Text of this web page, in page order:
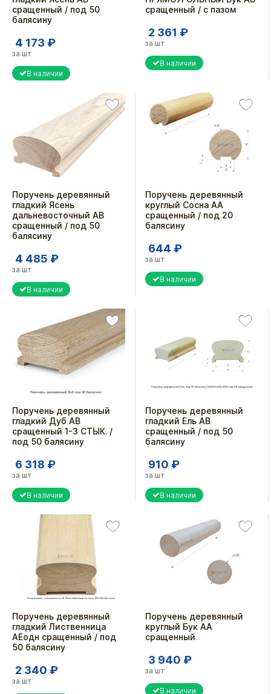
сращенный / под 50
балясину
4 173 ₽
за шт
В наличии
сращенный / с пазом
2 361 ₽
за шт
В наличии
Поручень деревянный
гладкий Ясень
дальневосточный АВ
сращенный / под 50
балясину
4 485 ₽
за шт
В наличии
Поручень деревянный
круглый Сосна АА
сращенный / под 20
балясину
644 ₽
за шт
В наличии
Поручень деревянный
гладкий Дуб АВ
сращенный 1-3 СТЫК. /
под 50 балясину
6 318 ₽
за шт
В наличии
Поручень деревянный
гладкий Ель АВ
сращенный / под 50
балясину
910 ₽
за шт
В наличии
Поручень деревянный
гладкий Лиственница
АЕодн сращенный / под
50 балясину
2 340 ₽
за шт
Поручень деревянный
круглый Бук АА
сращенный
3 940 ₽
за шт
В наличии